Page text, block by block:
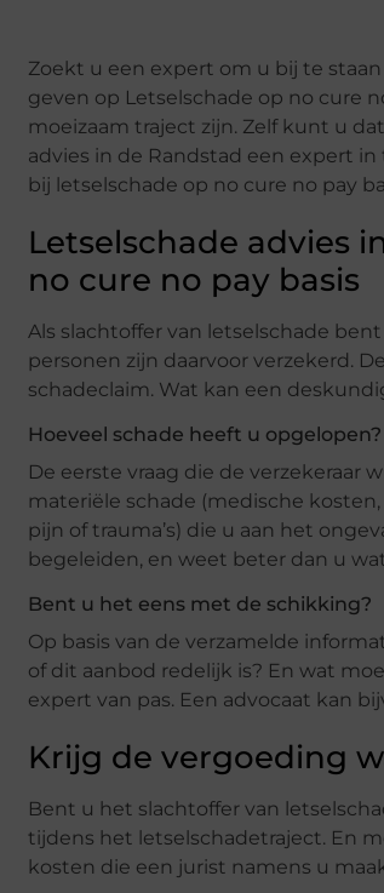
Zoekt u een expert om u bij te
geven op Letselschade op no cure
moeizaam traject zijn. Zelf kunt u
advies in de Randstad een expert
bij letselschade op no cure no pay
Letselschade advies
no cure no pay basis
Als slachtoffer van letselschade bent
personen zijn daarvoor verzekerd.
schadeclaim. Wat kan een
Hoeveel schade heeft u opgelopen?
De eerste vraag die de verzekeraar
materiële schade (medische
pijn of trauma’s) die u aan het
begeleiden, en weet beter dan u
Bent u het eens met de schikking?
Op basis van de verzamelde
of dit aanbod redelijk is? En wat
expert van pas. Een advocaat kan
Krijg de vergoeding
Bent u het slachtoffer van
tijdens het letselschadetraject. En
kosten die een jurist namens u